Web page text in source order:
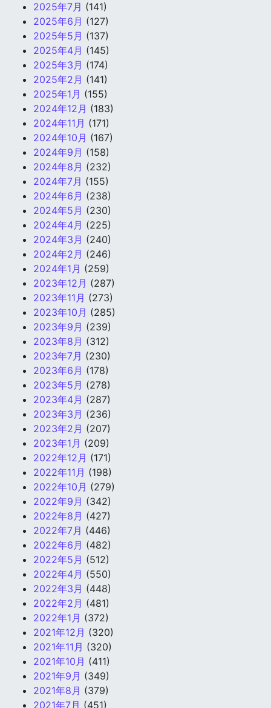
2025年7月 (141)
2025年6月 (127)
2025年5月 (137)
2025年4月 (145)
2025年3月 (174)
2025年2月 (141)
2025年1月 (155)
2024年12月 (183)
2024年11月 (171)
2024年10月 (167)
2024年9月 (158)
2024年8月 (232)
2024年7月 (155)
2024年6月 (238)
2024年5月 (230)
2024年4月 (225)
2024年3月 (240)
2024年2月 (246)
2024年1月 (259)
2023年12月 (287)
2023年11月 (273)
2023年10月 (285)
2023年9月 (239)
2023年8月 (312)
2023年7月 (230)
2023年6月 (178)
2023年5月 (278)
2023年4月 (287)
2023年3月 (236)
2023年2月 (207)
2023年1月 (209)
2022年12月 (171)
2022年11月 (198)
2022年10月 (279)
2022年9月 (342)
2022年8月 (427)
2022年7月 (446)
2022年6月 (482)
2022年5月 (512)
2022年4月 (550)
2022年3月 (448)
2022年2月 (481)
2022年1月 (372)
2021年12月 (320)
2021年11月 (320)
2021年10月 (411)
2021年9月 (349)
2021年8月 (379)
2021年7月 (451)